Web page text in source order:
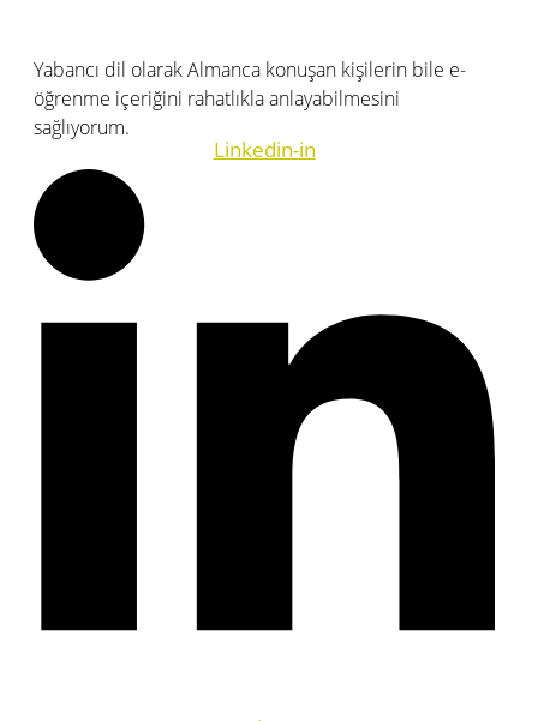
Yabancı dil olarak Almanca konuşan kişilerin bile e-
öğrenme içeriğini rahatlıkla anlayabilmesini
sağlıyorum.
Linkedin-in